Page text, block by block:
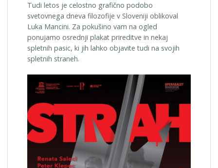
Tudi letos je celostno grafično podobo
svetovnega dneva filozofije v Sloveniji oblikoval
Luka Mancini. Za pokušino vam na ogled
ponujamo osrednji plakat prireditve in nekaj
spletnih pasic, ki jih lahko objavite tudi na svojih
spletnih straneh.